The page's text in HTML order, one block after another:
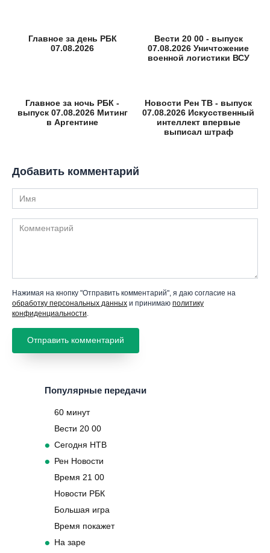
Главное за день РБК
07.08.2026
Вести 20 00 - выпуск
07.08.2026 Уничтожение
военной логистики ВСУ
Главное за ночь РБК -
выпуск 07.08.2026 Митинг
в Аргентине
Новости Рен ТВ - выпуск
07.08.2026 Искусственный
интеллект впервые
выписал штраф
Добавить комментарий
Имя
Комментарий
Нажимая на кнопку "Отправить комментарий", я даю согласие на
обработку персональных данных и принимаю политику
конфиденциальности
Популярные передачи
60 минут
Вести 20 00
Сегодня НТВ
Рен Новости
Время 21 00
Новости РБК
Большая игра
Время покажет
На заре